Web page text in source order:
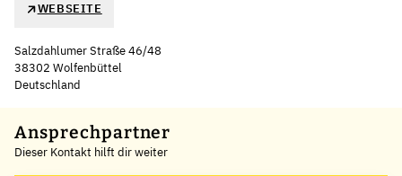
WEBSEITE
Salzdahlumer Straße 46/48
38302 Wolfenbüttel
Deutschland
+
−
Ansprechpartner
Dieser Kontakt hilft dir weiter